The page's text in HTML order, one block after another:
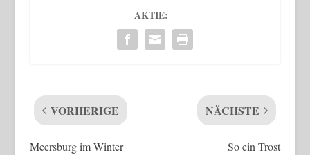
AKTIE:
VORHERIGE
Meersburg im Winter
NÄCHSTE
So ein Trost